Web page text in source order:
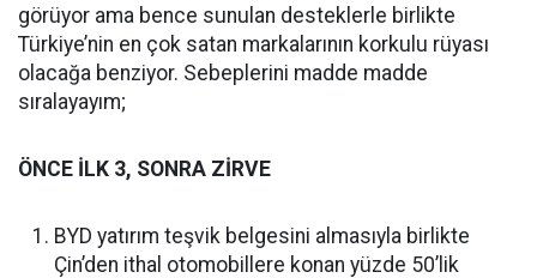
görüyor ama bence sunulan desteklerle birlikte
Türkiye’nin en çok satan markalarının korkulu rüyası
olacağa benziyor. Sebeplerini madde madde
sıralayayım;
ÖNCE İLK 3, SONRA ZİRVE
BYD yatırım teşvik belgesini almasıyla birlikte
Çin’den ithal otomobillere konan yüzde 50’lik